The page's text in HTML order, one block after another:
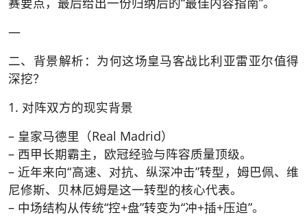
—
二、背景解析：为何这场皇马客战比利亚雷亚尔值得
深挖？
1. 对阵双方的现实背景
– 皇家马德里（Real Madrid）
– 西甲长期霸主，欧冠经验与阵容质量顶级。
– 近年来向“高速、对抗、纵深冲击”转型，姆巴佩、维
尼修斯、贝林厄姆是这一转型的核心代表。
– 中场结构从传统“控+盘”转变为“冲+插+压迫”。